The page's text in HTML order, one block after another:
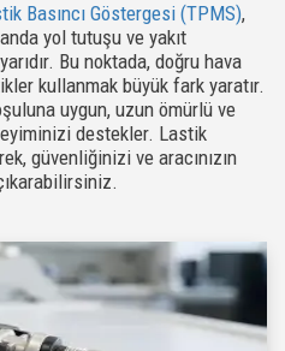
Basıncı Göstergesi (TPMS),
yol tutuşu ve yakıt
Bu noktada, doğru hava
kullanmak büyük fark yaratır.
uygun, uzun ömürlü ve
destekler. Lastik
güvenliğinizi ve aracınızın